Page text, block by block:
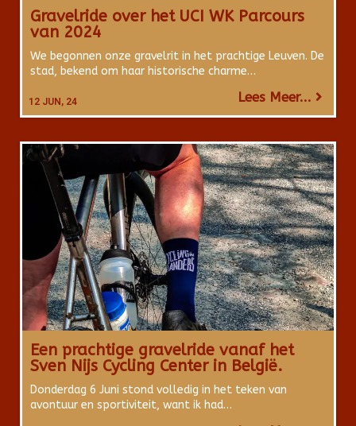
Gravelride over het UCI WK Parcours
van 2024
12 JUN, 24
We begonnen onze gravelrit in het prachtige Leuven. De
stad, bekend om haar historische charme…
Lees Meer...
Een prachtige gravelride vanaf het
Sven Nijs Cycling Center in België.
Donderdag 6 Juni stond volledig in het teken van
avontuur en sportiviteit, want ik had…